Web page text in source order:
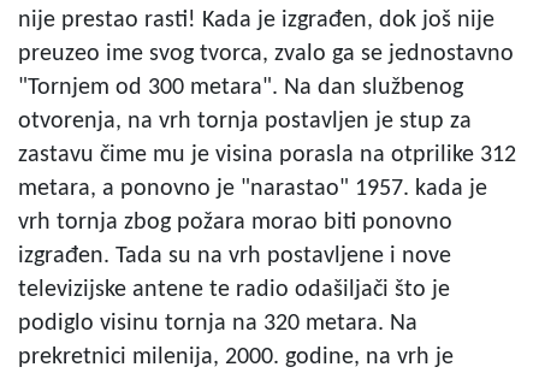
nije prestao rasti! Kada je izgrađen, dok još nije
preuzeo ime svog tvorca, zvalo ga se jednostavno
"Tornjem od 300 metara". Na dan službenog
otvorenja, na vrh tornja postavljen je stup za
zastavu čime mu je visina porasla na otprilike 312
metara, a ponovno je "narastao" 1957. kada je
vrh tornja zbog požara morao biti ponovno
izgrađen. Tada su na vrh postavljene i nove
televizijske antene te radio odašiljači što je
podiglo visinu tornja na 320 metara. Na
prekretnici milenija, 2000. godine, na vrh je